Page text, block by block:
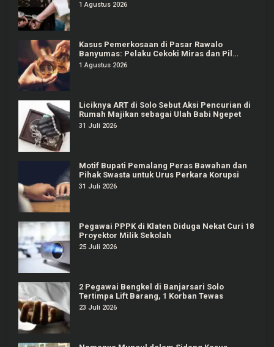
1 Agustus 2026
Kasus Pemerkosaan di Pasar Rawalo
Banyumas: Pelaku Cekoki Miras dan Pil
Koplo
1 Agustus 2026
Liciknya ART di Solo Sebut Aksi Pencurian di
Rumah Majikan sebagai Ulah Babi Ngepet
31 Juli 2026
Motif Bupati Pemalang Peras Bawahan dan
Pihak Swasta untuk Urus Perkara Korupsi
31 Juli 2026
Pegawai PPPK di Klaten Diduga Nekat Curi 18
Proyektor Milik Sekolah
25 Juli 2026
2 Pegawai Bengkel di Banjarsari Solo
Tertimpa Lift Barang, 1 Korban Tewas
23 Juli 2026